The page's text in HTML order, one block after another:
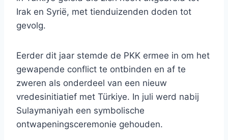
Irak en Syrië, met tienduizenden doden tot
gevolg.
Eerder dit jaar stemde de PKK ermee in om het
gewapende conflict te ontbinden en af ​​te
zweren als onderdeel van een nieuw
vredesinitiatief met Türkiye. In juli werd nabij
Sulaymaniyah een symbolische
ontwapeningsceremonie gehouden.